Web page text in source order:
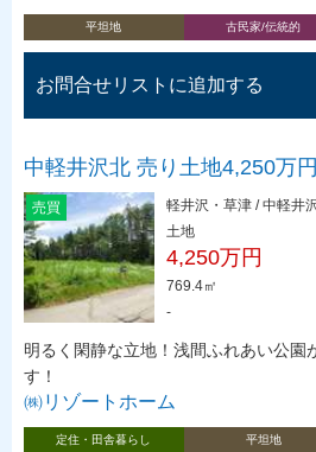
平坦地 古民家/伝統的
お問合せリストに追加する
中軽井沢北 売り土地4,250万円
売買
軽井沢・草津 / 中軽井
土地
4,250万円
769.4㎡
-
明るく閑静な立地！浅間ふれあい公園
す！
㈱リゾートホーム
定住・田舎暮らし 平坦地